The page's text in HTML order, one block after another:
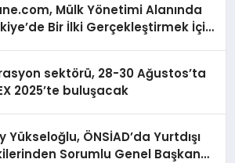
Mülk Yönetimi Alanında
Bir İlki Gerçekleştirmek İçin
sektörü, 28-30 Ağustos’ta
2025’te buluşacak
Yükseloğlu, ÖNSİAD’da Yurtdışı
Sorumlu Genel Başkan